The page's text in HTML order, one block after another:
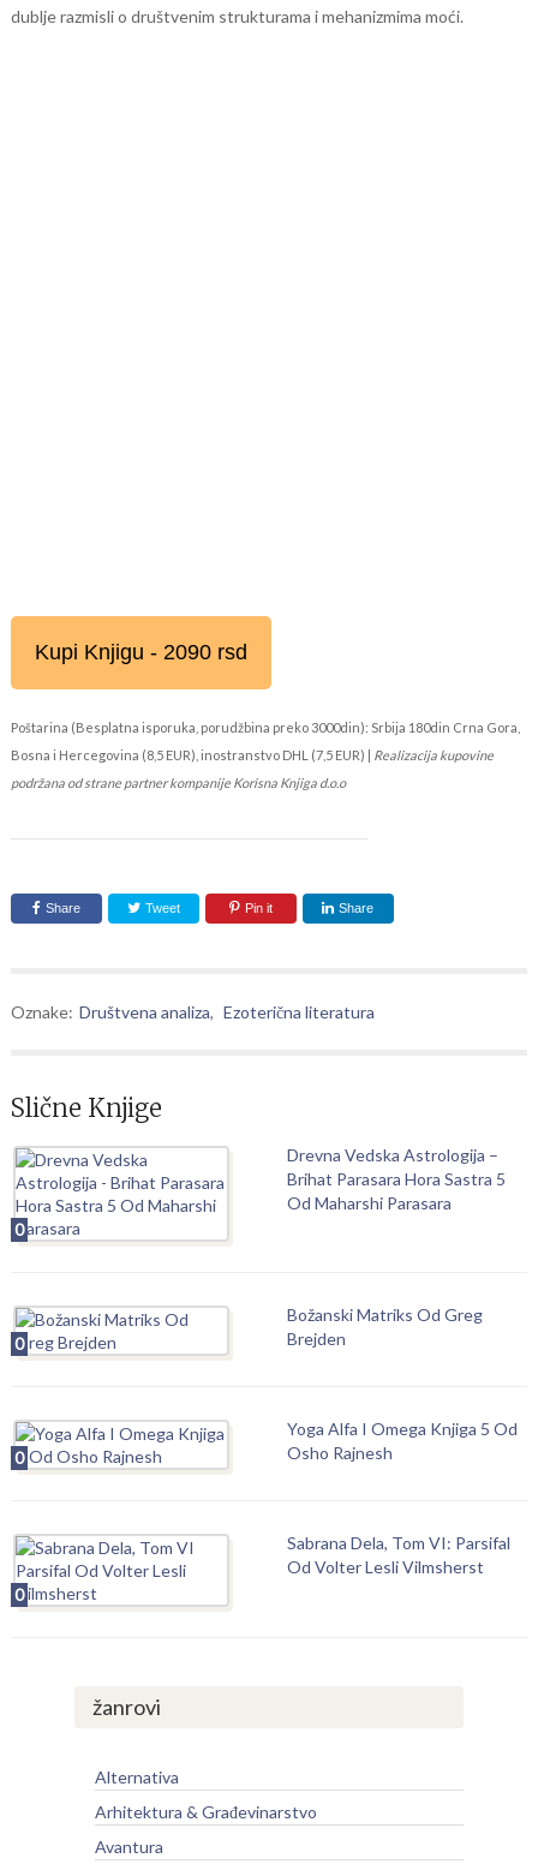
dublje razmisli o društvenim strukturama i mehanizmima moći.
Kupi Knjigu - 2090 rsd
Poštarina (Besplatna isporuka, porudžbina preko 3000din): Srbija 180din Crna Gora,
Bosna i Hercegovina (8,5 EUR), inostranstvo DHL (7,5 EUR) | Realizacija kupovine
podržana od strane partner kompanije Korisna Knjiga d.o.o
Share Tweet Pin it Share
Oznake: Društvena analiza, Ezoterična literatura
Slične Knjige
0
Drevna Vedska Astrologija –
Brihat Parasara Hora Sastra 5
Od Maharshi Parasara
0
Božanski Matriks Od Greg
Brejden
0
Yoga Alfa I Omega Knjiga 5 Od
Osho Rajnesh
0
Sabrana Dela, Tom VI: Parsifal
Od Volter Lesli Vilmsherst
žanrovi
Alternativa
Arhitektura & Građevinarstvo
Avantura